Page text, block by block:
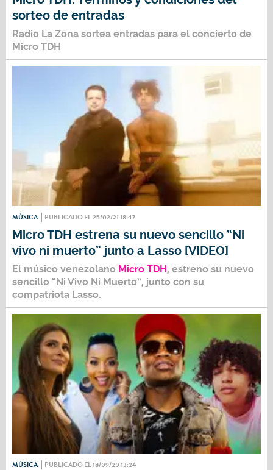
sorteo de entradas
Radio La Zona sortea entradas para el concierto de
Micro TDH
MÚSICA PUBLICADO EL 25/02/21 18:47
Micro TDH estrena su nuevo sencillo “Ni
vivo ni muerto” junto a Lasso [VIDEO]
El músico venezolano Micro TDH, estreno su nuevo
sencillo “Ni Vivo Ni Muerto”, junto con su
compatriota Lasso.
MÚSICA PUBLICADO EL 18/09/20 13:24